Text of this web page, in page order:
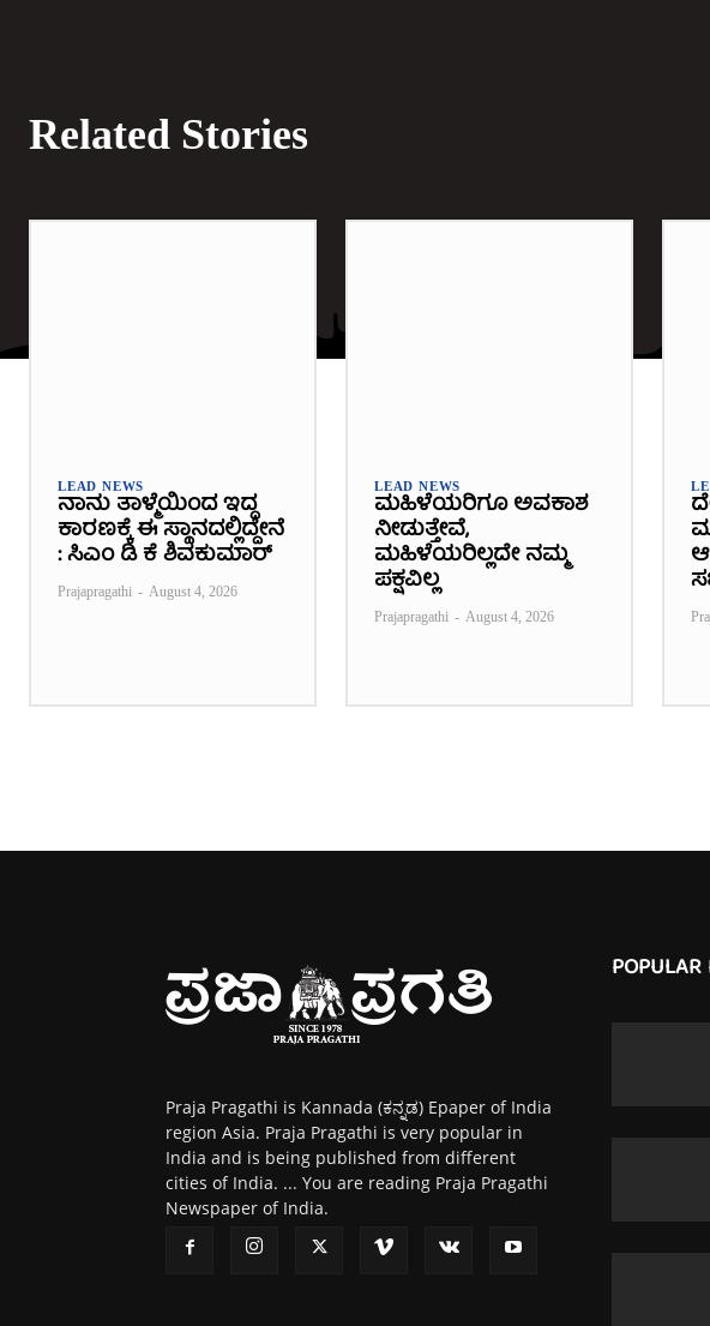
Related Stories
LEAD NEWS
ನಾನು ತಾಳ್ಮೆಯಿಂದ ಇದ್ದ
ಕಾರಣಕ್ಕೆ ಈ ಸ್ಥಾನದಲ್ಲಿದ್ದೇನೆ
: ಸಿಎಂ ಡಿ ಕೆ ಶಿವಕುಮಾರ್
Prajapragathi - August 4, 2026
LEAD NEWS
ಮಹಿಳೆಯರಿಗೂ ಅವಕಾಶ
ನೀಡುತ್ತೇವೆ,
ಮಹಿಳೆಯರಿಲ್ಲದೇ ನಮ್ಮ
ಪಕ್ಷವಿಲ್ಲ
Prajapragathi - August 4, 2026
Praja Pragathi is Kannada (ಕನ್ನಡ) Epaper of India
region Asia. Praja Pragathi is very popular in
India and is being published from different
cities of India. ... You are reading Praja Pragathi
Newspaper of India.
POPULAR